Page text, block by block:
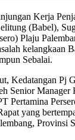
Kerja
(Babel),
Plaju
kelangkaan
Sebalai.
Kedatangan Pj
Senior
Pertamina
yang
Provinsi